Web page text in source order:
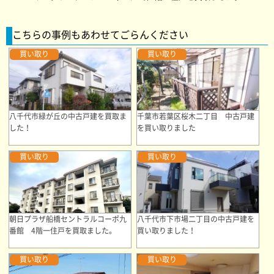
こちらの事例もあわせてごらんください
買い取り
八千代市緑が丘の中古戸建を買取ま
した！
買い取り
千葉市若葉区桜木二丁目 中古戸建
を買い取りました
買い取り
朝日プラザ船橋セントラルコーポ九
番館 4階一住戸を買取ました。
買い取り
八千代市下市場二丁目の中古戸建を
買い取りました！
買い取り 買い取り